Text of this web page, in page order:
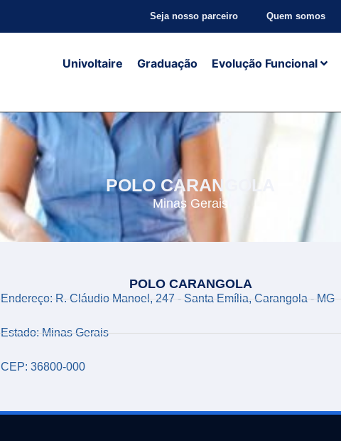
Seja nosso parceiro Quem somos
Univoltaire Graduação Evolução Funcional
POLO CARANGOLA
Minas Gerais
POLO CARANGOLA
Endereço: R. Cláudio Manoel, 247 - Santa Emília, Carangola - MG
Estado: Minas Gerais
CEP: 36800-000